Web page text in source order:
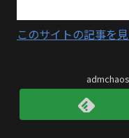
このサイトの記事を